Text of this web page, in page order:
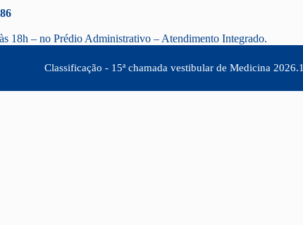
18h – no Prédio Administrativo – Atendimento Integrado.
Classificação - 15ª chamada vestibular de Medicina 2026.1